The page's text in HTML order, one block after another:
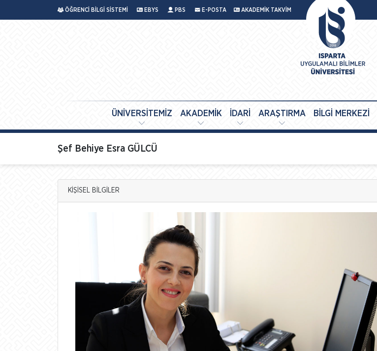
ÖĞRENCİ BİLGİ SİSTEMİ EBYS PBS E-POSTA AKADEMİK TAKVİM
ÜNİVERSİTEMİZ AKADEMİK İDARİ ARAŞTIRMA BİLGİ MERKEZİ
Şef Behiye Esra GÜLCÜ
KİŞİSEL BİLGİLER